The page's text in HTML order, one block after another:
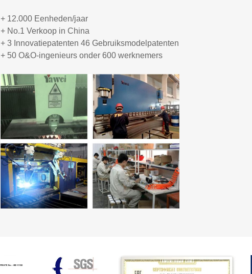
+ 12.000 Eenheden/jaar
+ No.1 Verkoop in China
+ 3 Innovatiepatenten 46 Gebruiksmodelpatenten
+ 50 O&O-ingenieurs onder 600 werknemers